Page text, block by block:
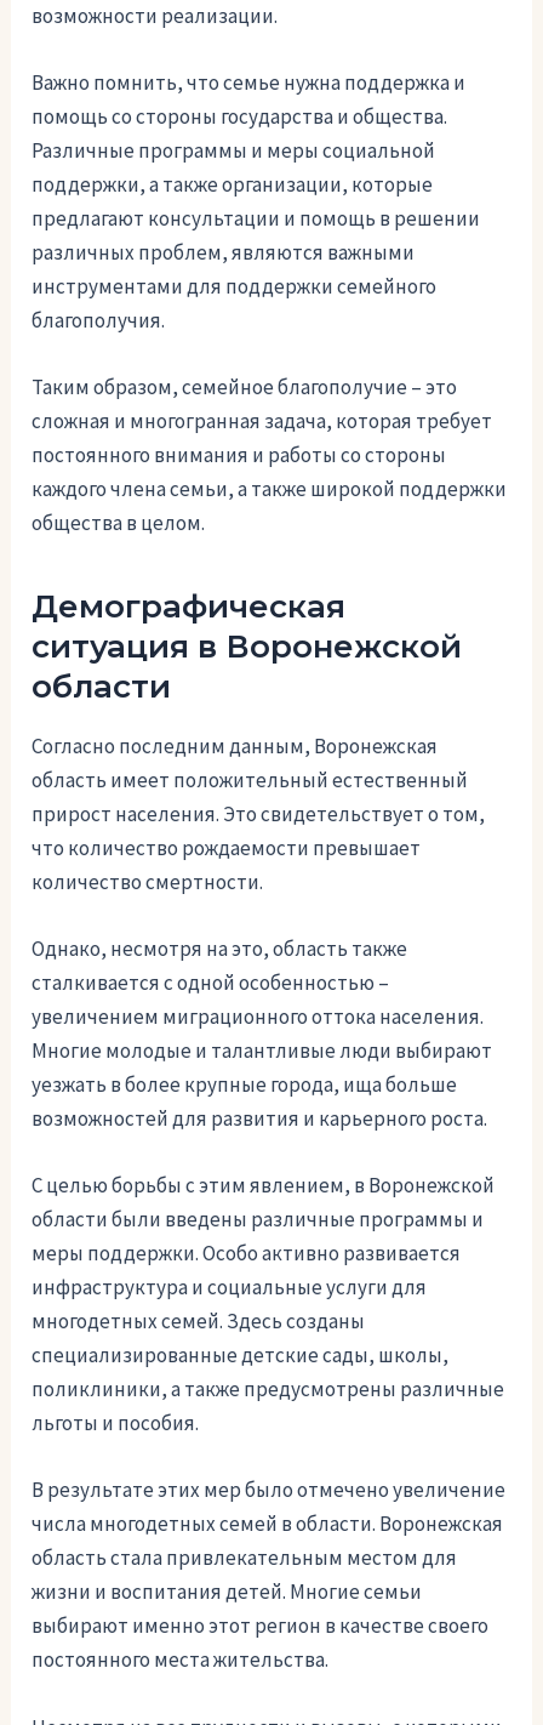
возможности реализации.
Важно помнить, что семье нужна поддержка и
помощь со стороны государства и общества.
Различные программы и меры социальной
поддержки, а также организации, которые
предлагают консультации и помощь в решении
различных проблем, являются важными
инструментами для поддержки семейного
благополучия.
Таким образом, семейное благополучие – это
сложная и многогранная задача, которая требует
постоянного внимания и работы со стороны
каждого члена семьи, а также широкой поддержки
общества в целом.
Демографическая
ситуация в Воронежской
области
Согласно последним данным, Воронежская
область имеет положительный естественный
прирост населения. Это свидетельствует о том,
что количество рождаемости превышает
количество смертности.
Однако, несмотря на это, область также
сталкивается с одной особенностью –
увеличением миграционного оттока населения.
Многие молодые и талантливые люди выбирают
уезжать в более крупные города, ища больше
возможностей для развития и карьерного роста.
С целью борьбы с этим явлением, в Воронежской
области были введены различные программы и
меры поддержки. Особо активно развивается
инфраструктура и социальные услуги для
многодетных семей. Здесь созданы
специализированные детские сады, школы,
поликлиники, а также предусмотрены различные
льготы и пособия.
В результате этих мер было отмечено увеличение
числа многодетных семей в области. Воронежская
область стала привлекательным местом для
жизни и воспитания детей. Многие семьи
выбирают именно этот регион в качестве своего
постоянного места жительства.